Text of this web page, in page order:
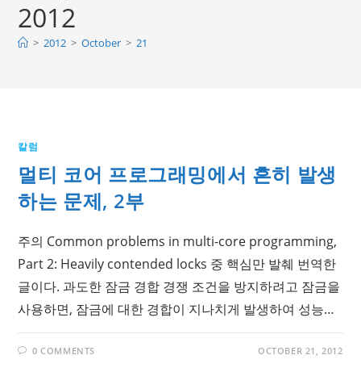
2012
> 2012 > October > 21
칼럼
멀티 코어 프로그래밍에서 흔히 발생
하는 문제, 2부
주의 Common problems in multi-core programming,
Part 2: Heavily contended locks 중 핵심만 발췌 번역한
글이다. 과도한 잠금 경합 경쟁 조건을 방지하려고 잠금을
사용하면, 잠금에 대한 경합이 지나치게 발생하여 성능…
0 COMMENTS OCTOBER 21, 2012